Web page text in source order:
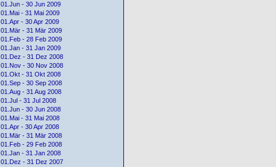
01.Jun - 30 Jun 2009
01.Mai - 31 Mai 2009
01.Apr - 30 Apr 2009
01.Mär - 31 Mär 2009
01.Feb - 28 Feb 2009
01.Jan - 31 Jan 2009
01.Dez - 31 Dez 2008
01.Nov - 30 Nov 2008
01.Okt - 31 Okt 2008
01.Sep - 30 Sep 2008
01.Aug - 31 Aug 2008
01.Jul - 31 Jul 2008
01.Jun - 30 Jun 2008
01.Mai - 31 Mai 2008
01.Apr - 30 Apr 2008
01.Mär - 31 Mär 2008
01.Feb - 29 Feb 2008
01.Jan - 31 Jan 2008
01.Dez - 31 Dez 2007